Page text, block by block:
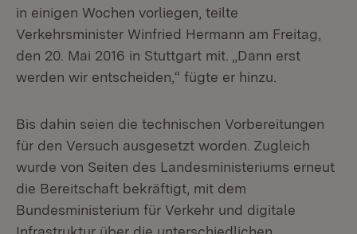
in einigen Wochen vorliegen, teilte
Verkehrsminister Winfried Hermann am Freitag,
den 20. Mai 2016 in Stuttgart mit. „Dann erst
werden wir entscheiden,“ fügte er hinzu.
Bis dahin seien die technischen Vorbereitungen
für den Versuch ausgesetzt worden. Zugleich
wurde von Seiten des Landesministeriums erneut
die Bereitschaft bekräftigt, mit dem
Bundesministerium für Verkehr und digitale